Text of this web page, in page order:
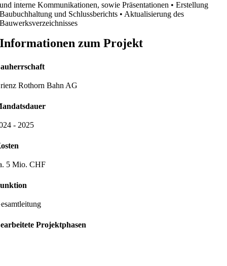
und interne Kommunikationen, sowie Präsentationen • Erstellung
Baubuchhaltung und Schlussberichts • Aktualisierung des
Bauwerksverzeichnisses
Informationen zum Projekt
Rothorn Bahn AG
- 2025
5 Mio. CHF
Projektphasen